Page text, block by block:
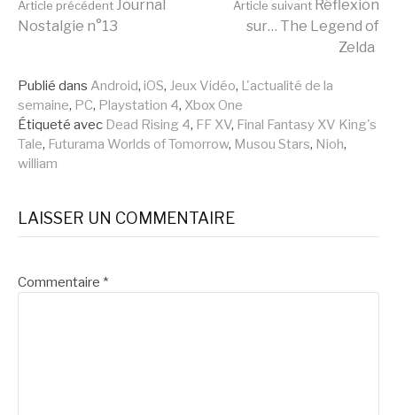
Lire
la
suite
Article précédent Journal
Nostalgie n°13
Article suivant Réflexion
sur… The Legend of
Zelda
Publié dans Android, iOS, Jeux Vidéo, L'actualité de la
semaine, PC, Playstation 4, Xbox One
Étiqueté avec Dead Rising 4, FF XV, Final Fantasy XV King's
Tale, Futurama Worlds of Tomorrow, Musou Stars, Nioh,
william
LAISSER UN COMMENTAIRE
Commentaire *